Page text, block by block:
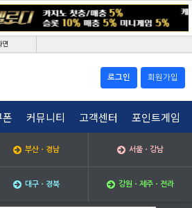
면
로그인 회원가입
커뮤니티 고객센터 포인트게임
부산ㆍ경남 서울ㆍ강남
대구ㆍ경북 강원ㆍ제주ㆍ전라